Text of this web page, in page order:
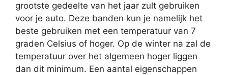
grootste gedeelte van het jaar zult gebruiken
voor je auto. Deze banden kun je namelijk het
beste gebruiken met een temperatuur van 7
graden Celsius of hoger. Op de winter na zal de
temperatuur over het algemeen hoger liggen
dan dit minimum. Een aantal eigenschappen